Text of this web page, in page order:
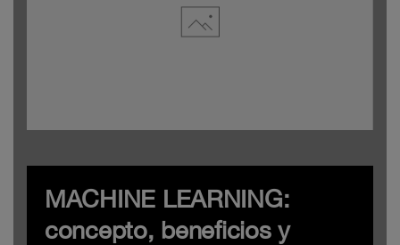
MACHINE LEARNING:
concepto, beneficios y